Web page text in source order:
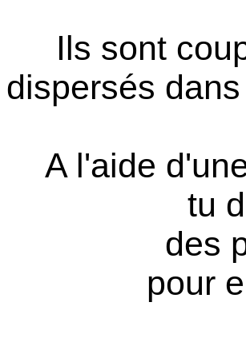
Ils sont
dispersés
A l'aide
tu
des
pour